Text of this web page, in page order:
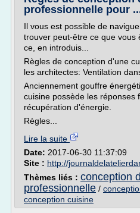
professionnelle pour
Il vous est possible de
trouver peut-être ce que vous
ce, en introduis...
Règles de conception d'une
les architectes: Ventilation
Anciennement gouffre
cuisine possède les réponses
récupération d'énergie.
Règles...
Lire la suite
Date: 2017-06-30 11:37:09
Site : http://
Thèmes liés : conception
professionnelle /
conception cuisine